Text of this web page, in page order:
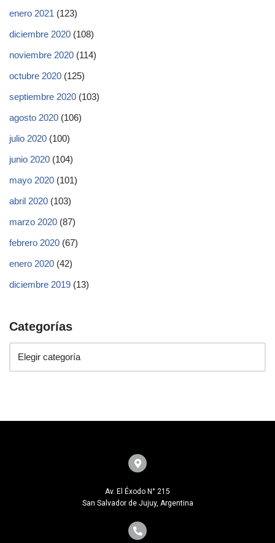
enero 2021 (123)
diciembre 2020 (108)
noviembre 2020 (114)
octubre 2020 (125)
septiembre 2020 (103)
agosto 2020 (106)
julio 2020 (100)
junio 2020 (104)
mayo 2020 (101)
abril 2020 (103)
marzo 2020 (87)
febrero 2020 (67)
enero 2020 (42)
diciembre 2019 (13)
Categorías
Av. El Éxodo N° 215
San Salvador de Jujuy, Argentina